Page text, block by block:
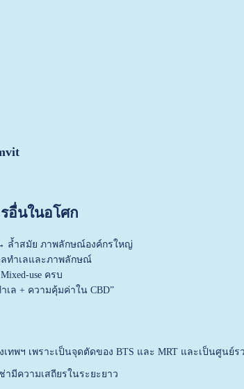
อื่นในอโศก
→ ล้ำสมัย ภาพลักษณ์องค์กรใหญ่
ลทำเลและภาพลักษณ์
use ครบ
ล + ความคุ้มค่าใน CBD”
ทพฯ เพราะเป็นจุดตัดของ BTS และ MRT และเป็นศูนย์
มีความเสถียรในระยะยาว